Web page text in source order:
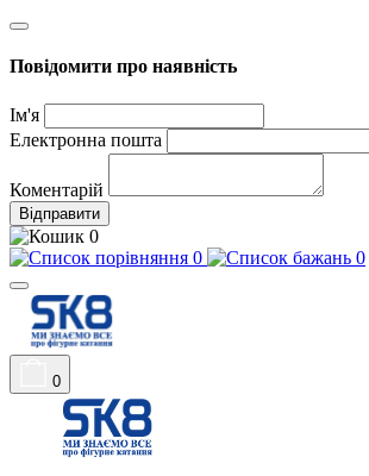
Повідомити про наявність
Ім'я
Електронна пошта
Коментарій
Відправити
0
0
0
0